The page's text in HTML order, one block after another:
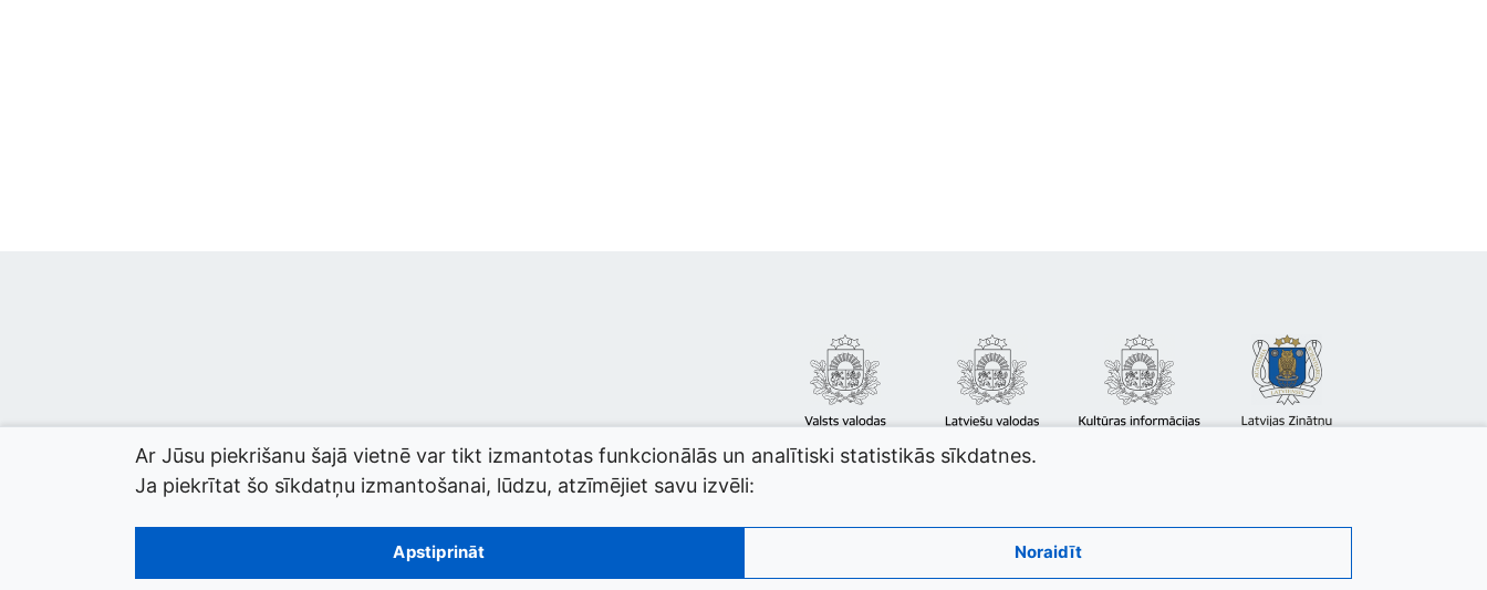
© 2026 termini.gov.lv. Izstrādātājs:
Ar Jūsu piekrišanu šajā vietnē var tikt izmantotas funkcionālās un analītiski statistikās sīkdatnes.
Ja piekrītat šo sīkdatņu izmantošanai, lūdzu, atzīmējiet savu izvēli:
Apstiprināt Noraidīt